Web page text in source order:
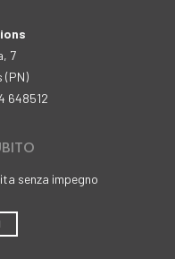
7
(PN)
648512
senza impegno